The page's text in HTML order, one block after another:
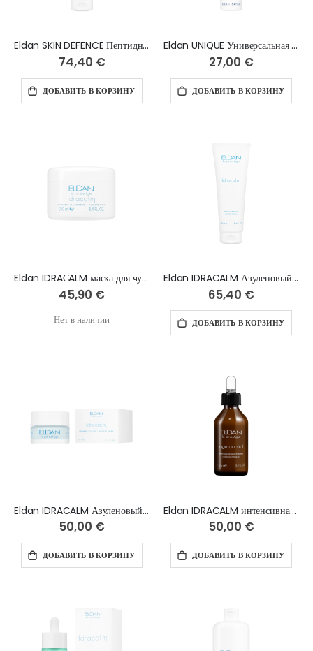
Eldan SKIN DEFENCE Пептидный крем 50+, 250 мл
74,40 €
ДОБАВИТЬ В КОРЗИНУ
Eldan UNIQUE Универсальная очищающая жидкость face & eyes, 250 ml
27,00 €
ДОБАВИТЬ В КОРЗИНУ
Eldan IDRAСALM маска для чувствительной кожи с азуленом - 250 мл
45,90 €
Нет в наличии
Eldan IDRACALM Азуленовый крем - 250 мл
65,40 €
ДОБАВИТЬ В КОРЗИНУ
Eldan IDRACALM Азуленовый крем - 50 мл
50,00 €
ДОБАВИТЬ В КОРЗИНУ
Eldan IDRACALM интенсивная балансирующая сыворотка с азуленом - 100 мл
50,00 €
ДОБАВИТЬ В КОРЗИНУ